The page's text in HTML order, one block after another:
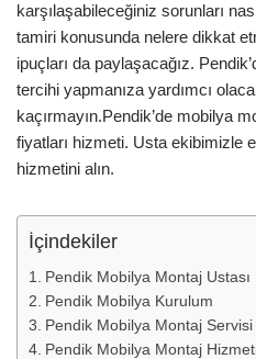
karşılaşabileceğiniz sorunları
tamiri konusunda nelere dikkat
ipuçları da paylaşacağız.
tercihi yapmanıza yardımcı
kaçırmayın.Pendik’de mobilya
fiyatları hizmeti. Usta ekibimizle
hizmetini alın.
İçindekiler
Pendik Mobilya Montaj Ustası
Pendik Mobilya Kurulum
Pendik Mobilya Montaj Servisi
Pendik Mobilya Montaj